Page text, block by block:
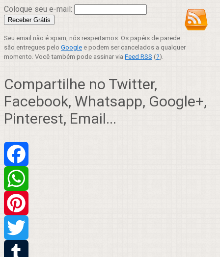
Coloque seu e-mail:
Seu email não é spam, nós respeitamos. Os papéis de parede
são entregues pelo Google e podem ser cancelados a qualquer
momento. Você também pode assinar via Feed RSS (?).
Compartilhe no Twitter,
Facebook, Whatsapp, Google+,
Pinterest, Email...
Facebook
WhatsApp
Pinterest
Twitter